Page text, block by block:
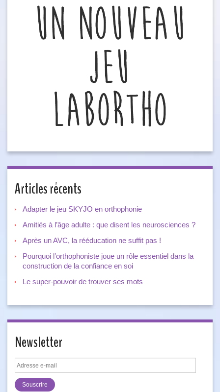
Articles récents
Adapter le jeu SKYJO en orthophonie
Amitiés à l’âge adulte : que disent les neurosciences ?
Après un AVC, la rééducation ne suffit pas !
Pourquoi l’orthophoniste joue un rôle essentiel dans la
construction de la confiance en soi
Le super-pouvoir de trouver ses mots
Newsletter
Adresse
e-
mail